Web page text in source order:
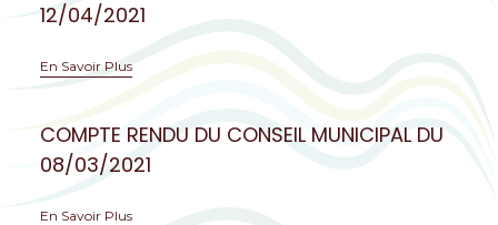
12/04/2021
En Savoir Plus
COMPTE RENDU DU CONSEIL MUNICIPAL DU
08/03/2021
En Savoir Plus